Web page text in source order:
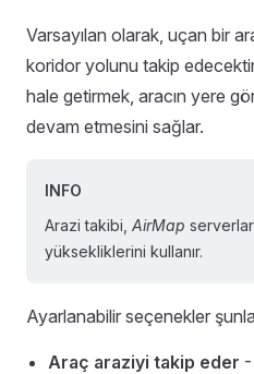
Varsayılan olarak, uçan bir
koridor yolunu takip
hale getirmek, aracın yere
devam etmesini sağlar.
INFO
Arazi takibi, AirMap
yüksekliklerini kullanır.
Ayarlanabilir seçenekler
Araç araziyi takip eder